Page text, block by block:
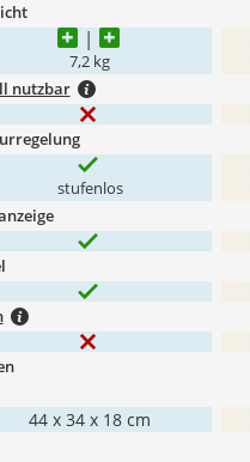
7,2 kg
nutzbar
stufenlos
44 x 34 x 18 cm